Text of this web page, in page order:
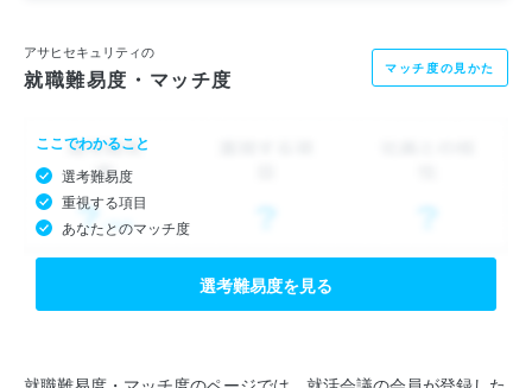
アサヒセキュリティの
就職難易度・マッチ度 マッチ度の見かた
ここでわかること
選考難易度
重視する項目
あなたとのマッチ度
選考難易度を見る